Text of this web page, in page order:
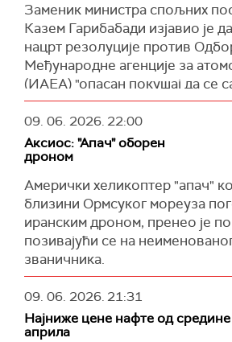
Заменик министра спољних
Казем Гарибабади изјавио је
нацрт резолуције против
Међународне агенције за
(ИАЕА) "опасан покушај да се
починилаца злочина скине
рехабилитују".
Како је раније објављено, САД
резолуције захтевају да Иран
агенцију шта се догодило са
бомбардованим нуклеарним
обогаћеним уранијумом који
ускладиштен.
Гарибабади је подсетио да су
ИАЕА напустили Иран након
америчких напада на иранска
постројења.
09. 06. 2026.22:00
Аксиос: "Апач" оборен
дроном
Амерички хеликоптер "апач"
близини Ормсуког мореуза
иранским дроном, пренео је
позивајући се на
званичника.
наводи да је у
јуришни дрон "шахедом".
(Tanjug/Axios/New York Times
09. 06. 2026.21:31
Најниже цене нафте од средине
априла